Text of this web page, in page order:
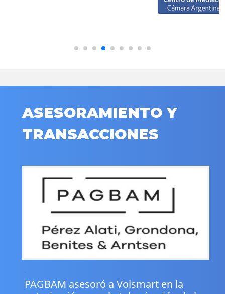
ASESORAMIENTO Y
TRANSACCIONES
PAGBAM asesoró a Volsmart en la